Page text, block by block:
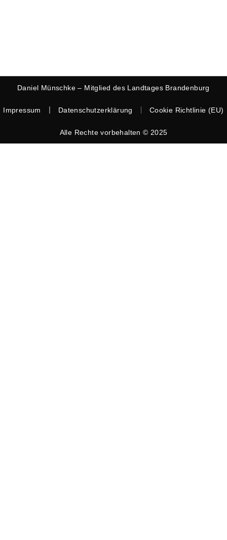
Daniel Münschke – Mitglied des Landtages Brandenburg
Impressum Datenschutzerklärung Cookie Richtlinie (EU)
Alle Rechte vorbehalten © 2025